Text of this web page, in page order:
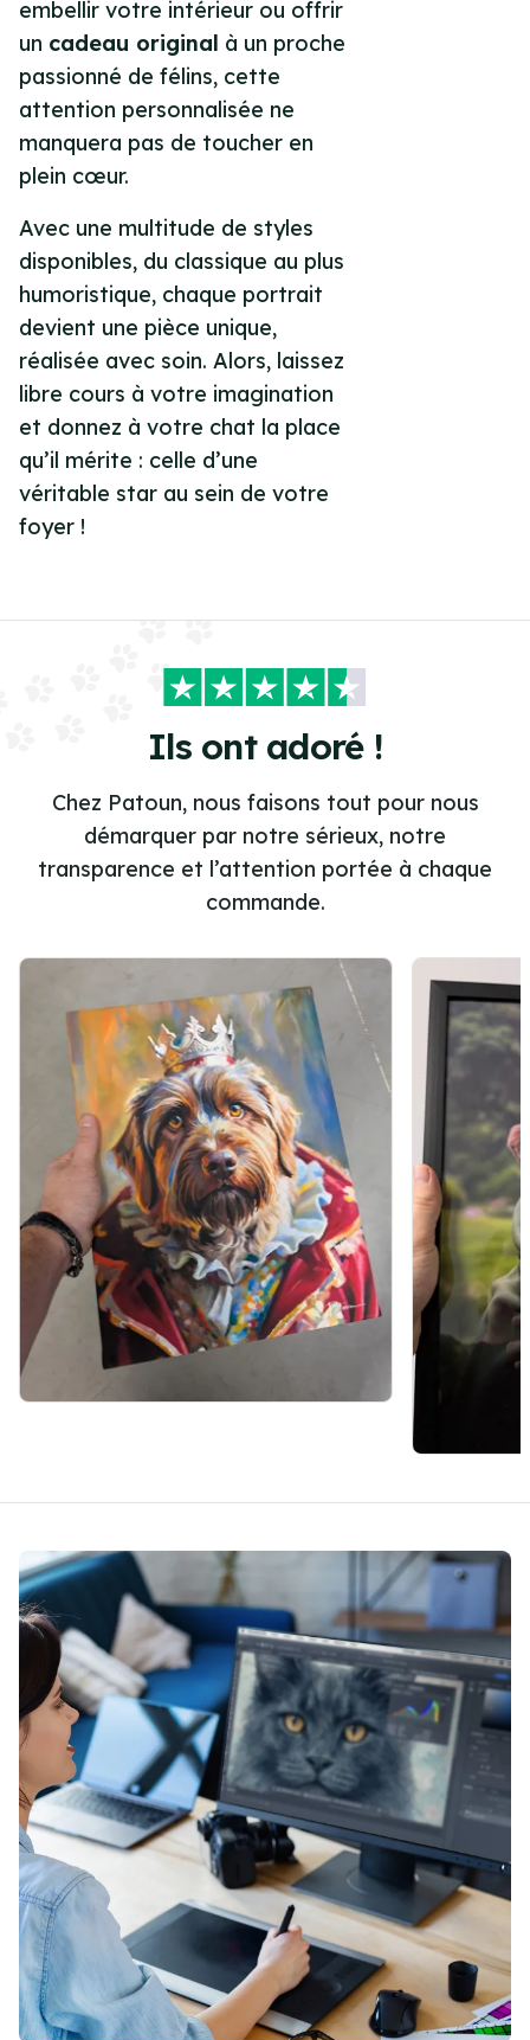
embellir votre intérieur ou offrir
un cadeau original à un proche
passionné de félins, cette
attention personnalisée ne
manquera pas de toucher en
plein cœur.
Avec une multitude de styles
disponibles, du classique au plus
humoristique, chaque portrait
devient une pièce unique,
réalisée avec soin. Alors, laissez
libre cours à votre imagination
et donnez à votre chat la place
qu’il mérite : celle d’une
véritable star au sein de votre
foyer !
Ils ont adoré !
Chez Patoun, nous faisons tout pour nous
démarquer par notre sérieux, notre
transparence et l’attention portée à chaque
commande.